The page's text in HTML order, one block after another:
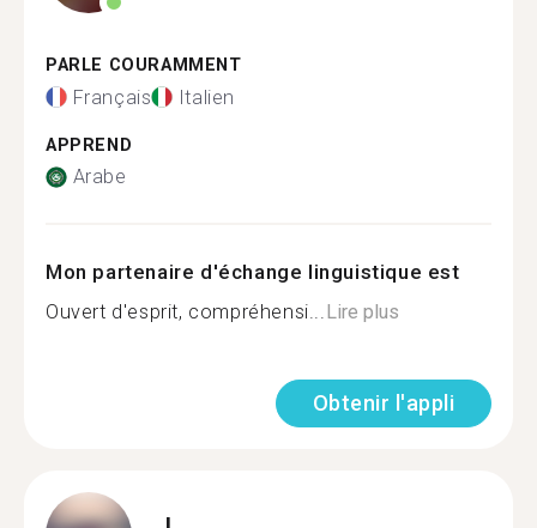
PARLE COURAMMENT
Français Italien
APPREND
Arabe
Mon partenaire d'échange linguistique est
Ouvert d'esprit, compréhensi...Lire plus
Obtenir l'appli